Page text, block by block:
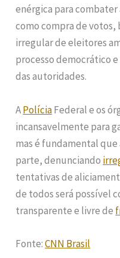
enérgica para
como compra de votos,
irregular de eleitores
processo democrático
das autoridades.
APolíciaFederal e os
incansavelmente para
mas é fundamental
parte, denunciando
tentativas de
de todos será possível
transparente e livre de
Fonte:CNN Brasil